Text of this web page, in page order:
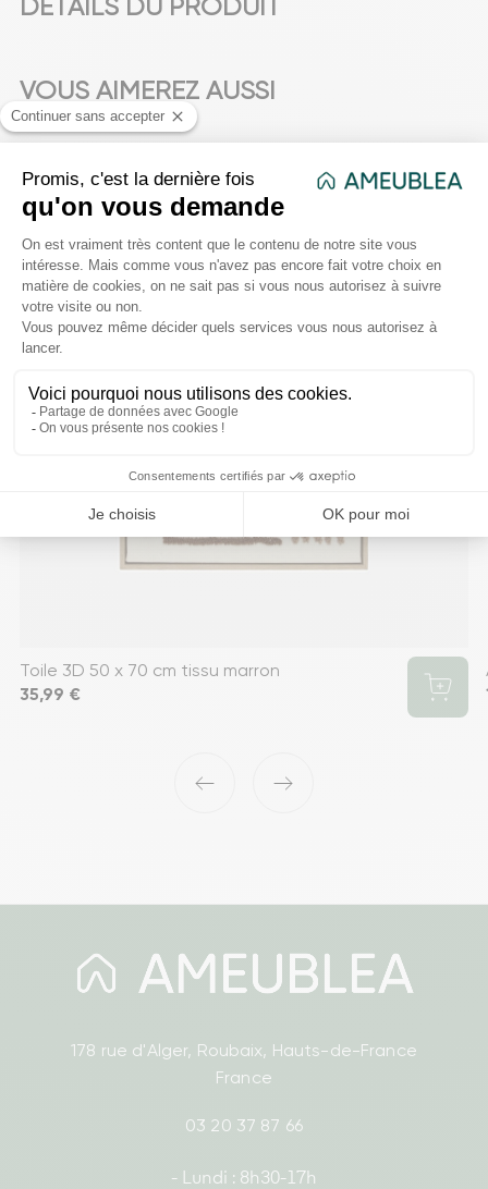
DÉTAILS DU PRODUIT
VOUS AIMEREZ AUSSI
Toile 3D 50 x 70 cm tissu marron
Prix
35,99 €
‹ ›
178 rue d'Alger, Roubaix, Hauts-de-France
France
03 20 37 87 66
- Lundi : 8h30-17h